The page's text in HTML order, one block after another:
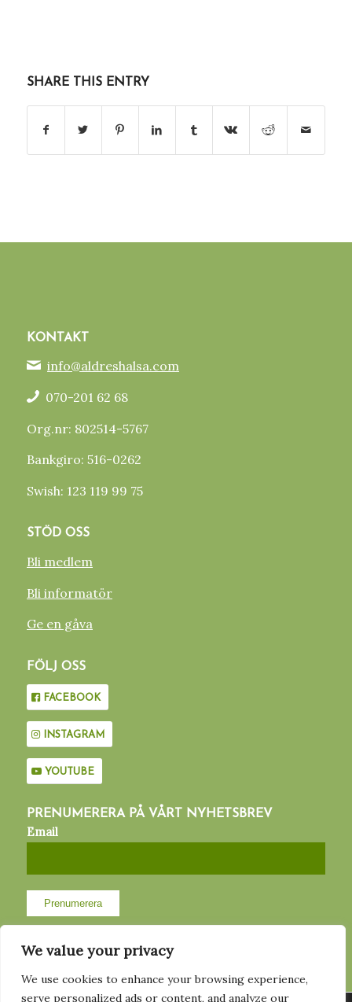
We value your privacy
We use cookies to enhance your browsing experience,
serve personalized ads or content, and analyze our
SHARE THIS ENTRY
KONTAKT
info@aldreshalsa.com
070-201 62 68
Org.nr: 802514-5767
Bankgiro: 516-0262
Swish: 123 119 99 75
STÖD OSS
Bli medlem
Bli informatör
Ge en gåva
FÖLJ OSS
FACEBOOK
INSTAGRAM
YOUTUBE
PRENUMERERA PÅ VÅRT NYHETSBREV
Email
MED STÖD AV